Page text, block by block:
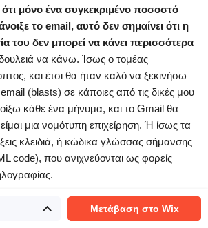
ότι μόνο ένα συγκεκριμένο ποσοστό
το email, αυτό δεν σημαίνει ότι η
του δεν μπορεί να κάνει περισσότερα
δουλειά να κάνω. Ίσως ο τομέας
και έτσι θα ήταν καλό να ξεκινήσω
email (blasts) σε κάποιες από τις δικές μου
κάθε ένα μήνυμα, και το Gmail θα
είμαι μια νομότυπη επιχείρηση. Ή ίσως τα
κλειδιά, ή κώδικα γλώσσας σήμανσης
code), που ανιχνεύονται ως φορείς
ένας τίμιος άνθρωπος για να
παραδοσιμότητας;Το πρώτο
Μετάβαση στο Wix